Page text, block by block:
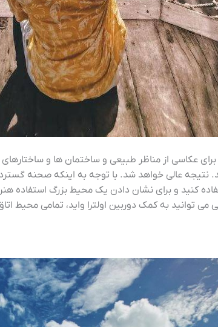
عکاسی از مناظر طبیعی و ساختمان ها و ساختارهای
نتیجه عالی خواهد شد. با توجه به اینکه
کنید و برای نشان دادن یک محیط بزرگ استفاده
توانید به کمک دوربین اولترا واید، تمامی محیط